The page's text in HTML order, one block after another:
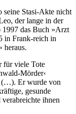
seine Stasi-Akte nicht
der lange in der
1997 das Buch »Arzt
in Frank-reich in
heraus.
für viele Tote
Mörder‹
(…). Er wurde von
gesunde
ihnen